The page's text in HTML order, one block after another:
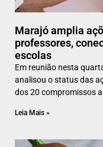
Marajó amplia
professores,
escolas
Em reunião nesta
analisou o status das
dos 20 compromissos
Leia Mais »